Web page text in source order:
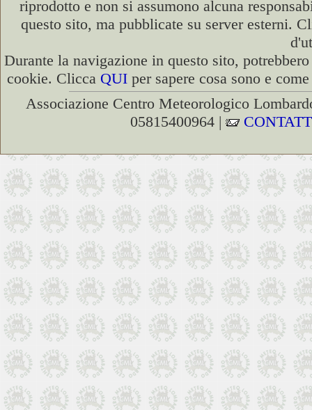
riprodotto e non si assumono alcuna
questo sito, ma pubblicate su server esterni.
Durante la navigazione in questo sito,
cookie. Clicca QUI per sapere cosa sono e
Associazione Centro Meteorologico
05815400964 |